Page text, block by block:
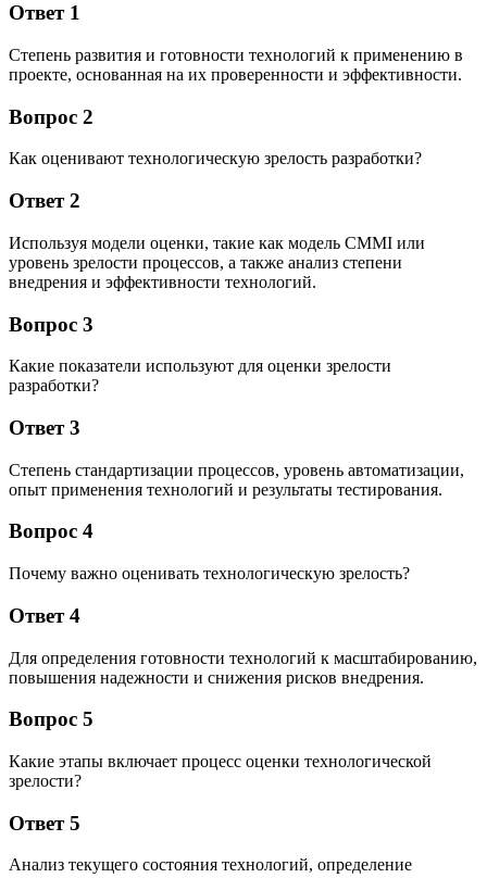
Ответ 1
Степень развития и готовности технологий к применению в
проекте, основанная на их проверенности и эффективности.
Вопрос 2
Как оценивают технологическую зрелость разработки?
Ответ 2
Используя модели оценки, такие как модель CMMI или
уровень зрелости процессов, а также анализ степени
внедрения и эффективности технологий.
Вопрос 3
Какие показатели используют для оценки зрелости
разработки?
Ответ 3
Степень стандартизации процессов, уровень автоматизации,
опыт применения технологий и результаты тестирования.
Вопрос 4
Почему важно оценивать технологическую зрелость?
Ответ 4
Для определения готовности технологий к масштабированию,
повышения надежности и снижения рисков внедрения.
Вопрос 5
Какие этапы включает процесс оценки технологической
зрелости?
Ответ 5
Анализ текущего состояния технологий, определение